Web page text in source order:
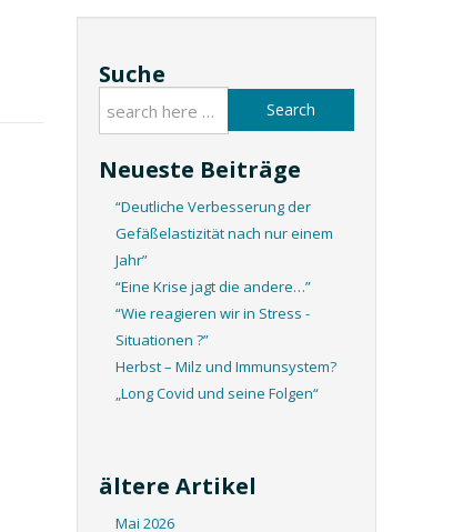
Suche
Search
Neueste Beiträge
“Deutliche Verbesserung der
Gefäßelastizität nach nur einem
Jahr”
“Eine Krise jagt die andere…”
“Wie reagieren wir in Stress -
Situationen ?”
Herbst – Milz und Immunsystem?
„Long Covid und seine Folgen“
ältere Artikel
Mai 2026